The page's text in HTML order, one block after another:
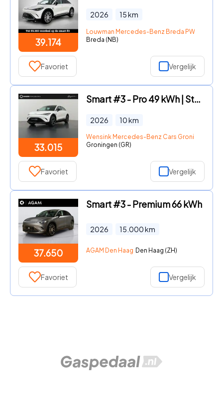
39.174
2026 15km
Louwman Mercedes-Benz Breda PW
Breda (NB)
Favoriet Vergelijk
33.015
Smart #3 - Pro 49 kWh | Stoel-stuurwiel verwarming | Drive Pilot | Elek
2026 10km
Wensink Mercedes-Benz Cars Groningen
Groningen (GR)
Favoriet Vergelijk
37.650
Smart #3 - Premium 66 kWh
2026 15.000km
AGAM Den Haag Den Haag (ZH)
Favoriet Vergelijk